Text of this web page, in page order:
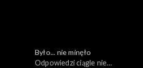
Było... nie minęło
Odpowiedzi ciągle nie